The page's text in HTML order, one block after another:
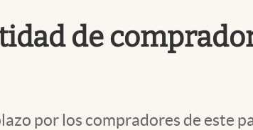
de
por los compradores de este